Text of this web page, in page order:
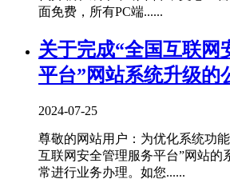
面免费，所有PC端......
关于完成“全国互联网
平台”网站系统升级的
2024-07-25
尊敬的网站用户：为优化系统功
互联网安全管理服务平台”网站的
常进行业务办理。如您......